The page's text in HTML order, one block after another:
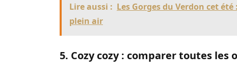
Lire aussi : Les Gorges du Verdon cet
plein air
5. Cozy cozy : comparer toutes les